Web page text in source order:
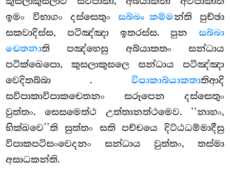
ඉමං විභාගං දස්සෙතුංසබ්බං කම්මන්ති පුච්ඡා
සකවාදිස්ස, පටිඤ්ඤා ඉතරස්ස. පුන සබ්බා
චෙතනාති පඤ්හෙසු අබ්යාකතං සන්ධාය
පටික්ඛෙපො, කුසලාකුසලෙ සන්ධාය පටිඤ්ඤා
වෙදිතබ්බා . විපාකාබ්යාකතාතිආදි
සවිපාකාවිපාකචෙතනං සරූපෙන දස්සෙතුං
වුත්තං. සෙසමෙත්ථ උත්තානත්ථමෙව. ‘‘නාහං,
භික්ඛවෙ’’ති සුත්තං සති පච්චයෙ දිට්ඨධම්මාදීසු
විපාකපටිසංවෙදනං සන්ධාය වුත්තං, තස්මා
අසාධකන්ති.